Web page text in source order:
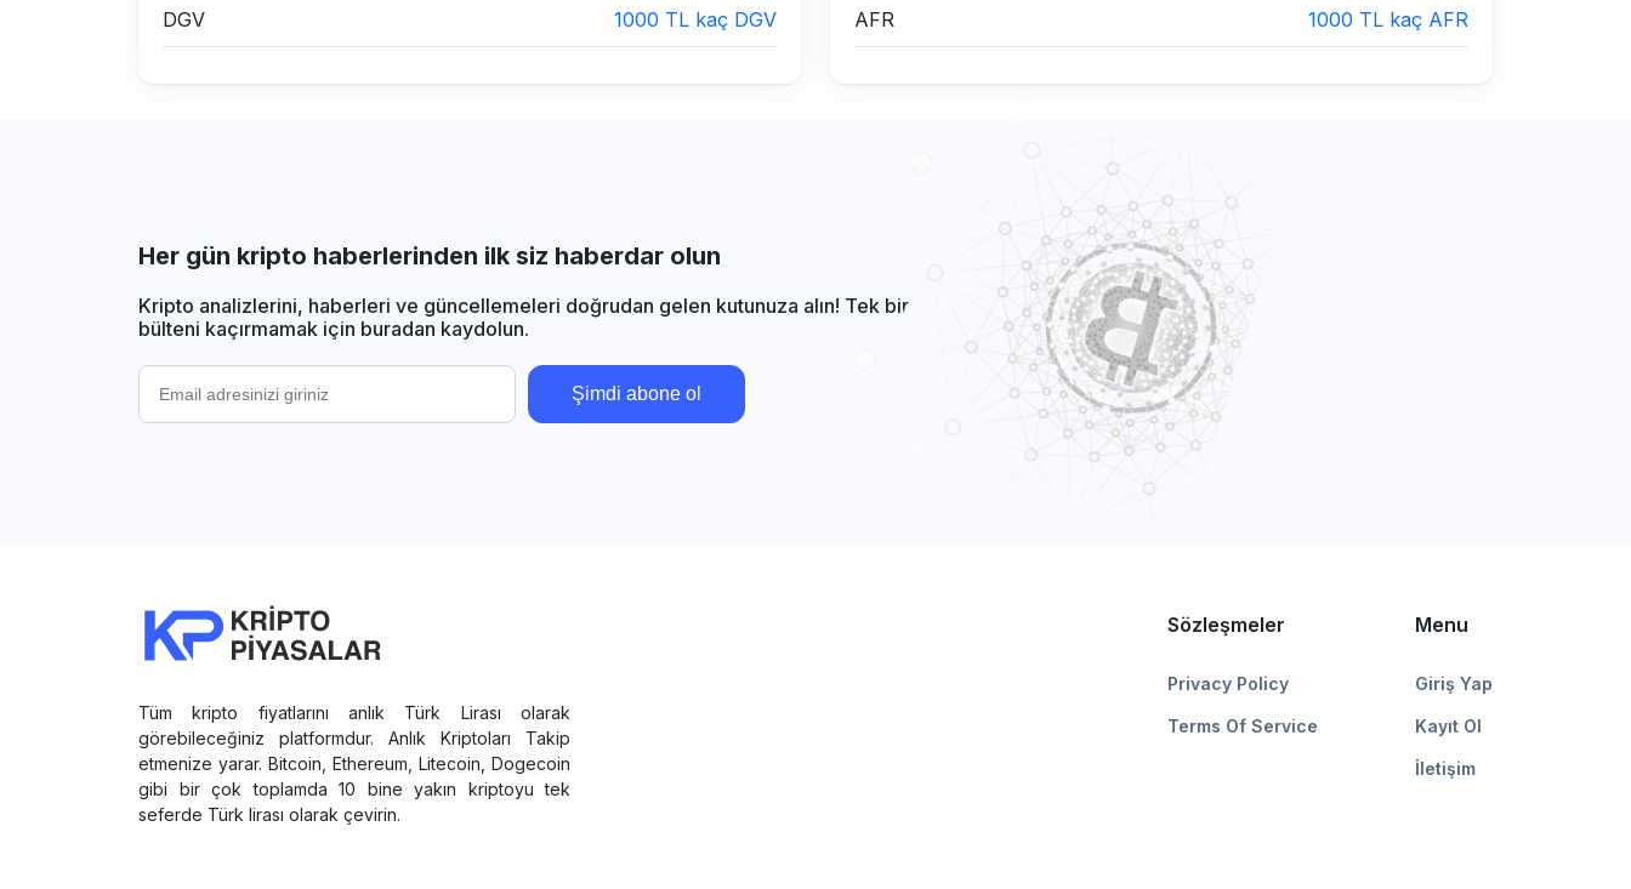
DGV 1000 TL kaç DGV AFR 1000 TL kaç AFR
Her gün kripto haberlerinden ilk siz haberdar olun
Kripto analizlerini, haberleri ve güncellemeleri doğrudan gelen kutunuza alın! Tek bir
bülteni kaçırmamak için buradan kaydolun.
Şimdi abone ol
Tüm kripto fiyatlarını anlık Türk Lirası olarak
görebileceğiniz platformdur. Anlık Kriptoları Takip
etmenize yarar. Bitcoin, Ethereum, Litecoin, Dogecoin
gibi bir çok toplamda 10 bine yakın kriptoyu tek
seferde Türk lirası olarak çevirin.
Sözleşmeler
Privacy Policy
Terms Of Service
Menu
Giriş Yap
Kayıt Ol
İletişim